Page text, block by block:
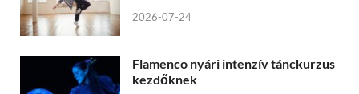
2026-07-24
Flamenco nyári intenzív tánckurzus
kezdőknek